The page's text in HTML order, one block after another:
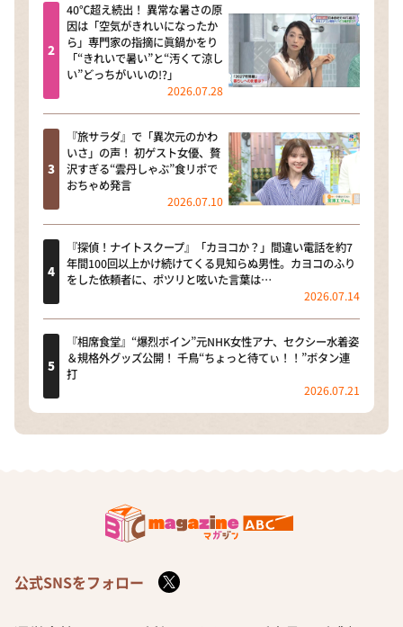
ポツンと一軒家
ザキ山小屋本館
ぺこぱのまるスポ
40℃超え続出！ 異常な暑さの原
因は「空気がきれいになったか
ら」専門家の指摘に眞鍋かをり
「“きれいで暑い”と“汚くて涼し
い”どっちがいいの!?」
2026.07.28
『旅サラダ』で「異次元のかわ
いさ」の声！ 初ゲスト女優、贅
沢すぎる“雲丹しゃぶ”食リポで
おちゃめ発言
2026.07.10
『探偵！ナイトスクープ』「カヨコか？」間違い電話を約7
年間100回以上かけ続けてくる見知らぬ男性。カヨコのふり
をした依頼者に、ポツリと呟いた言葉は…
2026.07.14
『相席食堂』“爆烈ボイン”元NHK女性アナ、セクシー水着姿
＆規格外グッズ公開！ 千鳥“ちょっと待てぃ！！”ボタン連
打
2026.07.21
公式SNSをフォロー